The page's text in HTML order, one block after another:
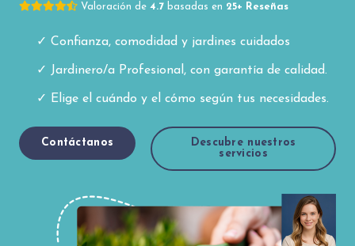
Valoración de 4.7 basadas en 25+ Reseñas
Confianza, comodidad y jardines cuidados
Jardinero/a Profesional, con garantía de calidad.
Elige el cuándo y el cómo según tus necesidades.
Contáctanos
Descubre nuestros
servicios